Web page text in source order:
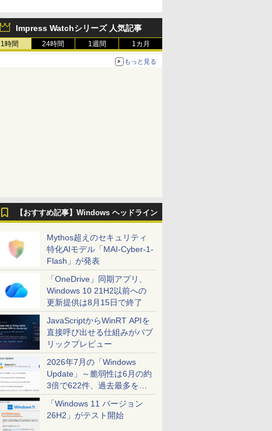
Impress Watchシリーズ 人気記事
1時間 24時間 1週間 1カ月
もっと見る
【おすすめ記事】Windows ヘッドライン
Mythos超えのセキュリティ
特化AIモデル「MAI-Cyber-1-
Flash」が発表
「OneDrive」同期アプリ、
Windows 10 21H2以前への
更新提供は8月15日で終了
JavaScriptからWinRT APIを
直接呼び出せる仕組みがパブ
リックプレビュー
2026年7月の「Windows
Update」～脆弱性は6月の約
3倍で622件、過去最多を大
幅に更新
「Windows 11 バージョン
26H2」がテスト開始